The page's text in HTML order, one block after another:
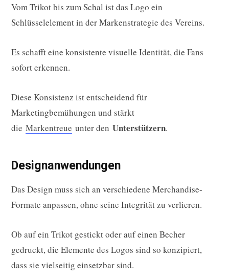
Vom Trikot bis zum Schal ist das Logo ein
Schlüsselelement in der Markenstrategie des Vereins.
Es schafft eine konsistente visuelle Identität, die Fans
sofort erkennen.
Diese Konsistenz ist entscheidend für
Marketingbemühungen und stärkt
die Markentreue unter den Unterstützern.
Designanwendungen
Das Design muss sich an verschiedene Merchandise-
Formate anpassen, ohne seine Integrität zu verlieren.
Ob auf ein Trikot gestickt oder auf einen Becher
gedruckt, die Elemente des Logos sind so konzipiert,
dass sie vielseitig einsetzbar sind.